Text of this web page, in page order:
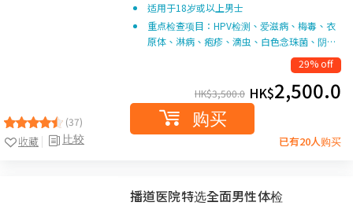
(37)
比较
收藏
适用于18岁或以上男士
重点检查项目：HPV检测、爱滋病、梅毒、衣
原体、淋病、疱疹、滴虫、白色念珠菌、阴…
29% off
HK$3,500.0 HK$2,500.0
购买
已有20人购买
播道医院特选全面男性体检